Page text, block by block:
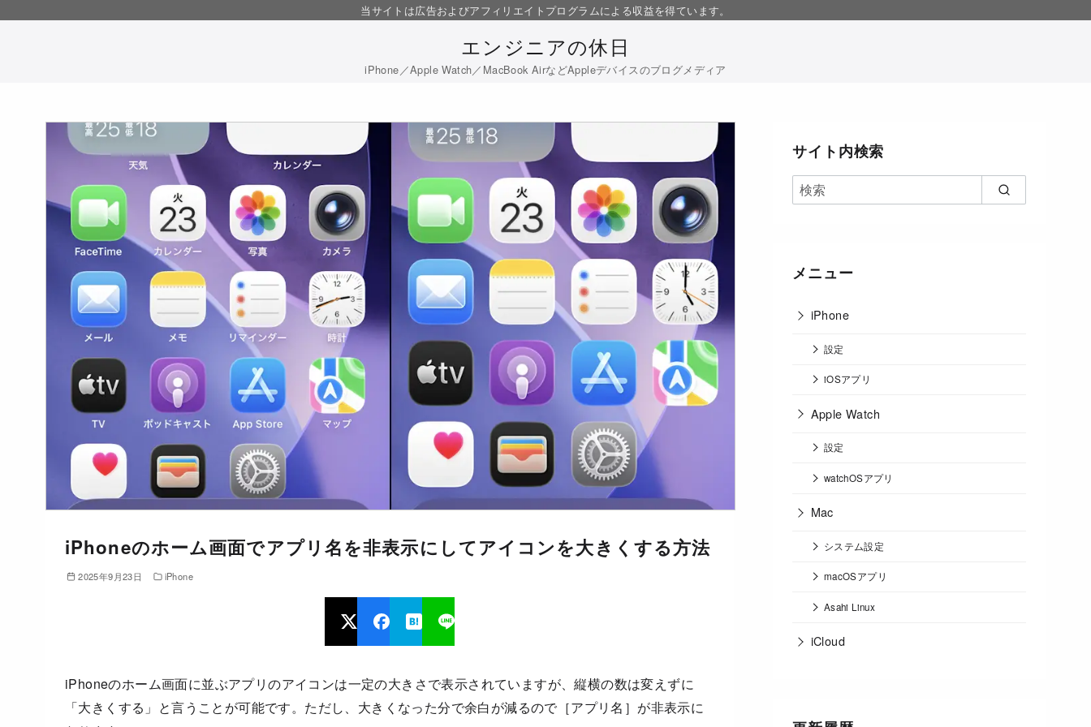
当サイトは広告およびアフィリエイトプログラムによる収益を得ています。
エンジニアの休日
iPhone／Apple Watch／MacBook AirなどAppleデバイスのブログメディア
iPhoneのホーム画面でアプリ名を非表示にしてアイコンを大きくする方法
2025年9月23日 iPhone
iPhoneのホーム画面に並ぶアプリのアイコンは一定の大きさで表示されていますが、縦横の数は変えずに
「大きくする」と言うことが可能です。ただし、大きくなった分で余白が減るので［アプリ名］が非表示に
サイト内検索
メニュー
iPhone
設定
iOSアプリ
Apple Watch
設定
watchOSアプリ
Mac
システム設定
macOSアプリ
Asahi Linux
iCloud